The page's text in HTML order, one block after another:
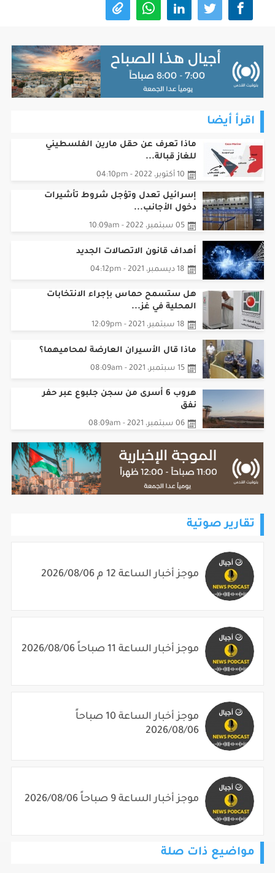
للغاز قبالة...
10 أكتوبر، 2022 - 04:10pm
إسرائيل تعدل وتؤجل شروط تأشيرات
دخول الأجانب...
05 سبتمبر، 2022 - 10:09am
18 ديسمبر، 2021 - 04:12pm
المحلية في غز...
18 سبتمبر، 2021 - 12:09pm
15 سبتمبر، 2021 - 08:09am
نفق
06 سبتمبر، 2021 - 08:09am
2026/08/06